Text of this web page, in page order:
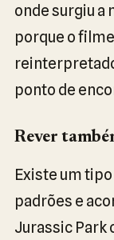
onde surgiu a
porque o
ponto de
Rever
Existe um
padrões e
Jurassic Park